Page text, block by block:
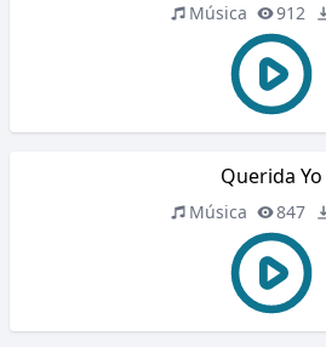
Música 912
Querida Yo
Música 847